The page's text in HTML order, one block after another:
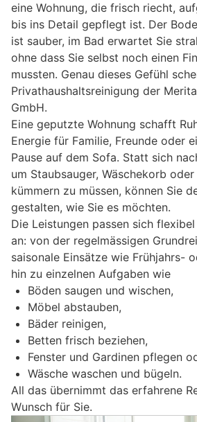
eine Wohnung, die frisch riecht,
bis ins Detail gepflegt ist. Der
ist sauber, im Bad erwartet Sie
ohne dass Sie selbst noch einen
mussten. Genau dieses Gefühl
Privathaushaltsreinigung der
GmbH.
Eine geputzte Wohnung schafft
Energie für Familie, Freunde oder
Pause auf dem Sofa. Statt sich
um Staubsauger, Wäschekorb
kümmern zu müssen, können Sie
gestalten, wie Sie es möchten.
Die Leistungen passen sich
an: von der regelmässigen
saisonale Einsätze wie Frühjahrs-
hin zu einzelnen Aufgaben wie
Böden saugen und wischen,
Möbel abstauben,
Bäder reinigen,
Betten frisch beziehen,
Fenster und Gardinen pflegen
Wäsche waschen und bügeln.
All das übernimmt das erfahrene
Wunsch für Sie.